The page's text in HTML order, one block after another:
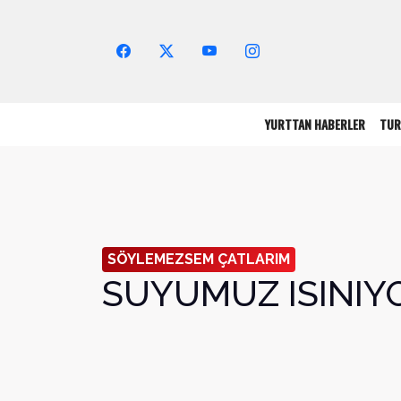
YURTTAN HABERLER
SÖYLEMEZSEM ÇATLARIM
SUYUMUZ
Arama Yap!